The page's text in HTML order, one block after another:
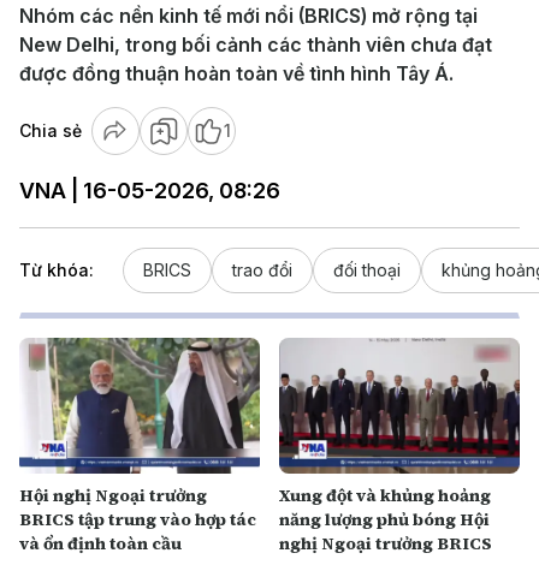
Nhóm các nền kinh tế mới nổi (BRICS) mở rộng tại
New Delhi, trong bối cảnh các thành viên chưa đạt
được đồng thuận hoàn toàn về tình hình Tây Á.
Chia sẻ 1
VNA | 16-05-2026, 08:26
Từ khóa: BRICS trao đổi đối thoại khủng
Hội nghị Ngoại trưởng
BRICS tập trung vào hợp tác
và ổn định toàn cầu
Xung đột và khủng hoảng
năng lượng phủ bóng Hội
nghị Ngoại trưởng BRICS